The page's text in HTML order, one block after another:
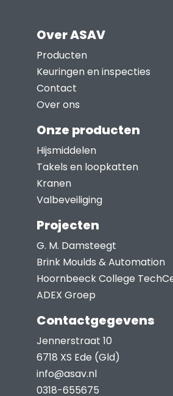
Over ASAV
Producten
Keuringen en inspecties
Contact
Over ons
Onze producten
Hijsmiddelen
Takels en loopkatten
Kranen
Valbeveiliging
Projecten
G. M. Damsteegt
Brink Moulds & Automation
Hoornbeeck College
ADEX Groep
Contactgegevens
Jennerstraat 10
6718 XS Ede (Gld)
info@asav.nl
0318-655675